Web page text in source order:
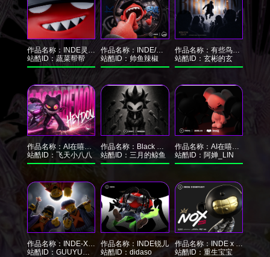
作品名称：
INDE灵感八爪鱼
站酷ID：蔬菜帮帮
作品名称：
INDE/赤童嘻哈IP形象设计
站酷ID： 帅鱼辣椒
作品名称： 有些鸟，注定是关不住的。
站酷ID： 玄彬的玄
作品名称： AI在嘻元前-黑豆IP形象设计
站酷ID： 飞天小八八
作品名称： Black Corner黑角×INDE
站酷ID：三月的鲸鱼
作品名称： AI在嘻哈前｜NOOXU 怒鼠 IP形象设计
站酷ID： 阿婵_LIN
作品名称： INDE-XEND ⊗被定义
站酷ID： GUUYU郭宇
作品名称： INDE锐儿
站酷ID：didaso
作品名称： INDE x NOX嘻哈代码的回响
站酷ID： 重生宝宝